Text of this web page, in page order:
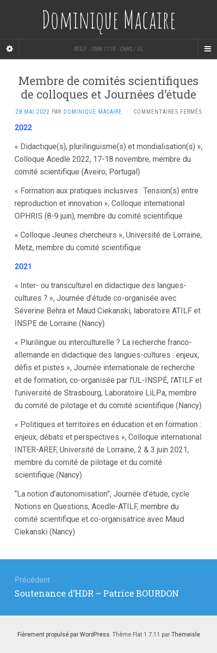
Dominique Macaire
ATILF - UMR 7118 - CNRS / UL
Membre de comités scientifiques
de colloques et Journées d’étude
28 MAI 2022 PAR DOMINIQUE MACAIRE · COMMENTAIRES FERMÉSSUR
2022
« Didactique(s), plurilinguisme(s) et mondialisation(s) »,
Colloque Acedle 2022, 17-18 novembre, membre du
comité scientifique (Aveiro, Portugal)
« Formation aux pratiques inclusives : Tension(s) entre
reproduction et innovation », Colloque international
OPHRIS (8-9 juin), membre du comité scientifique
« Colloque Jeunes chercheurs », Université de Lorraine,
Metz, membre du comité scientifique
2021
« Inter- ou transculturel en didactique des langues-
cultures ? », Journée d’étude co-organisée avec
Séverine Behra et Maud Ciekanski, laboratoire ATILF et
INSPE de Lorraine (Nancy)
« Plurilingue ou interculturelle ? La recherche franco-
allemande en didactique des langues-cultures : enjeux,
défis et pistes », Journée internationale de recherche
et de formation, co-organisée par l’UL-INSPÉ, l’ATILF et
l’université de Strasbourg, Laboratoire LiLPa, membre
du comité de pilotage et du comité scientifique (Nancy)
« Politiques et territoires en éducation et en formation :
enjeux, débats et perspectives », Colloque international
INTER-AREF, Université de Lorraine, 2 & 3 juin 2021,
membre du comité de pilotage et du comité
scientifique (Nancy)
“La notion d’autonomisation”, Journée d’étude, cycle
Notions en Questions, Acedle-ATILF, membre du
comité scientifique et co-organisatrice avec Maud
Ciekanski (Nancy)
de
l’article
Précédent
Article
:
Soutenance d’HDR – Patrice BOURDON
Fièrement propulsé par WordPress. Thème Flat 1.7.11 par Themeisle